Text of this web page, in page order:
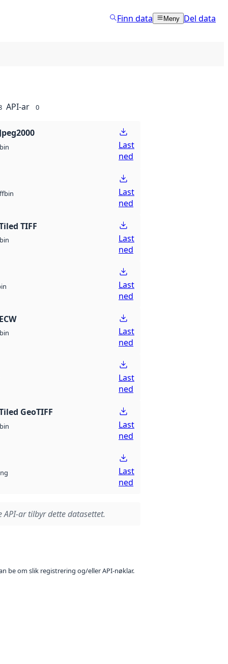
Finn data Meny Del data
API-ar 0
bin
Last
ned
bin
Last
ned
TIFF
bin
Last
ned
Last
ned
bin
Last
ned
Last
ned
GeoTIFF
bin
Last
ned
Last
ned
API-ar tilbyr dette datasettet.
be om slik registrering og/eller API-nøklar.